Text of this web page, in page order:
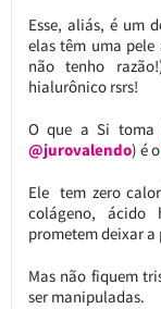
Esse, aliás, é um
elas têm uma
não tenho
hialurônico rsrs!
O que a Si toma
@jurovalendo) é o
Ele tem zero
colágeno,
prometem deixar a
Mas não fiquem
ser manipuladas.